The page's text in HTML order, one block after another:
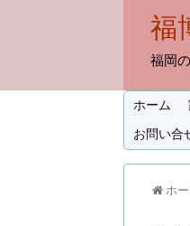
福
福岡
ホーム
お問い合
ホ